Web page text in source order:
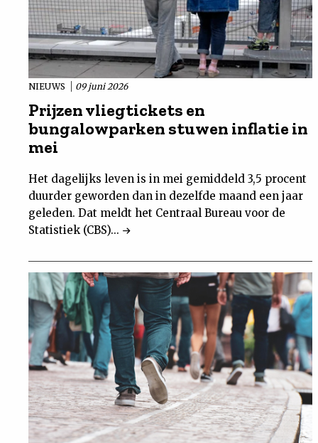
NIEUWS 09 juni 2026
Prijzen vliegtickets en
bungalowparken stuwen inflatie in
mei
Het dagelijks leven is in mei gemiddeld 3,5 procent
duurder geworden dan in dezelfde maand een jaar
geleden. Dat meldt het Centraal Bureau voor de
Statistiek (CBS)...